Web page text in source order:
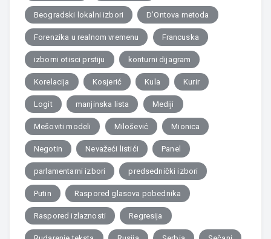
Beogradski lokalni izbori D’Ontova metoda
Forenzika u realnom vremenu Francuska
izborni otisci prstiju konturni dijagram
Korelacija Kosjerić Kula Kurir
Logit manjinska lista Mediji
Mešoviti modeli Milošević Mionica
Negotin Nevažeći listići Panel
parlamentarni izbori predsednički izbori
Putin Raspored glasova pobednika
Raspored izlaznosti Regresija